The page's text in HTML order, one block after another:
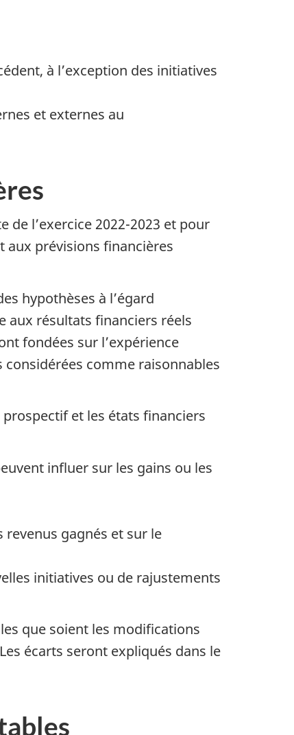
à l’exception des initiatives
et externes au
l’exercice 2022-2023 et pour
aux prévisions financières
hypothèses à l’égard
aux résultats financiers réels
fondées sur l’expérience
comme raisonnables
et les états financiers
influer sur les gains ou les
gagnés et sur le
initiatives ou de rajustements
que soient les modifications
écarts seront expliqués dans le